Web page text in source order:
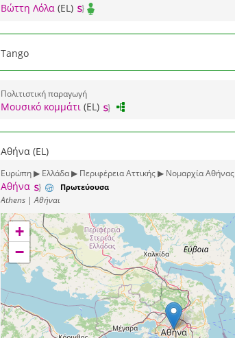
Βώττη Λόλα(EL)
Tango
Πολιτιστική παραγωγή
Μουσικό κομμάτι(EL)
Αθήνα (EL)
Ευρώπη ▶ Ελλάδα ▶ Περιφέρεια Αττικής ▶ Νομαρχία Αθήνας
Αθήνα Πρωτεύουσα
Athens | Αθήναι
+
−